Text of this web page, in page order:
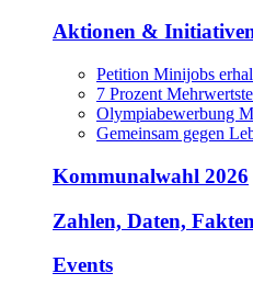
Aktionen &
Petition Minijobs
7 Prozent
Olympiabewerbung
Gemeinsam gegen
Kommunalwahl 2026
Zahlen, Daten, Fakten
Events